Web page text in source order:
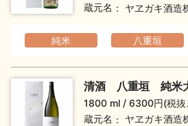
蔵元名
ヤヱガキ酒造
純米 八重垣
清酒 八重垣 純米
1800 ml
6300円(税抜
蔵元名
ヤヱガキ酒造